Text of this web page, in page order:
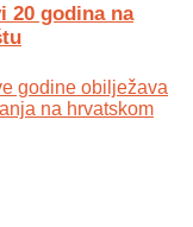
20 godina na
godine obilježava
na hrvatskom